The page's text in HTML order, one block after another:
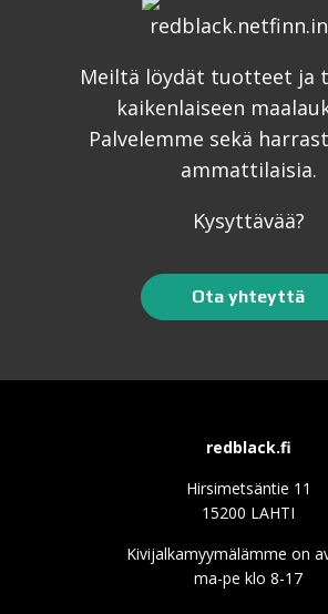
Meiltä löydät tuotteet ja
kaikenlaiseen
Palvelemme sekä
ammattilaisia.
Kysyttävää?
Ota yhteyttä
redblack.fi
Hirsimetsäntie 11
15200 LAHTI
Kivijalkamyymälämme on
ma-pe klo 8-17